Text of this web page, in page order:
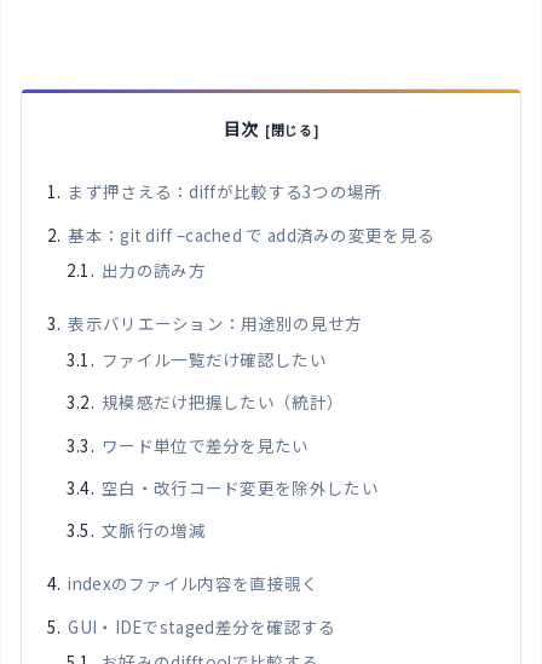
目次
まず押さえる：diffが比較する3つの場所
基本：git diff –cached で add済みの変更を見る
出力の読み方
表示バリエーション：用途別の見せ方
ファイル一覧だけ確認したい
規模感だけ把握したい（統計）
ワード単位で差分を見たい
空白・改行コード変更を除外したい
文脈行の増減
indexのファイル内容を直接覗く
GUI・IDEでstaged差分を確認する